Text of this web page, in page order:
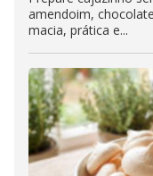
amendoim,
macia, prática e...